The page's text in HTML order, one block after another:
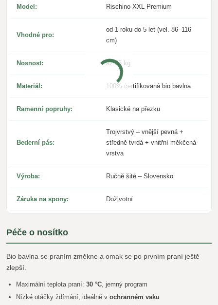
Model: Rischino XXL Premium
Vhodné pro:
od 1 roku do 5 let (vel. 86–116
cm)
Nosnost: až 25 kg
Materiál: 100% certifikovaná bio bavlna
Ramenní popruhy: Klasické na přezku
Bederní pás:
Trojvrstvý – vnější pevná +
středně tvrdá + vnitřní měkčená
vrstva
Výroba: Ručně šité – Slovensko
Záruka na spony: Doživotní
Péče o nosítko
Bio bavlna se praním změkne a omak se po prvním praní ještě
zlepší.
Maximální teplota praní:30 °C, jemný program
Nízké otáčky ždímání, ideálně vochranném vaku